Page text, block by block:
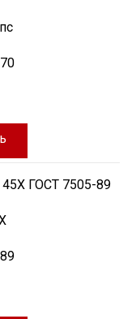
45Х ГОСТ 7505-89